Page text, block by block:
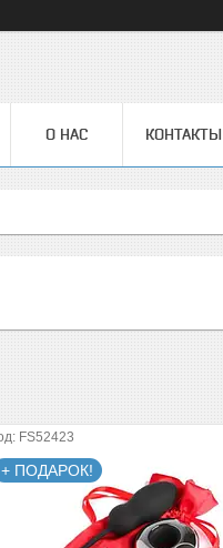
О НАС КОНТАКТЫ
FS52423
+ ПОДАРОК!